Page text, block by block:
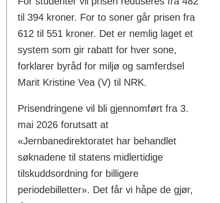
til 394 kroner. For to soner går prisen fra
612 til 551 kroner. Det er nemlig laget et
system som gir rabatt for hver sone,
forklarer byråd for miljø og samferdsel
Marit Kristine Vea (V) til NRK.
Prisendringene vil bli gjennomført fra 3.
mai 2026 forutsatt at
«Jernbanedirektoratet har behandlet
søknadene til statens midlertidige
tilskuddsordning for billigere
periodebilletter». Det får vi håpe de gjør,